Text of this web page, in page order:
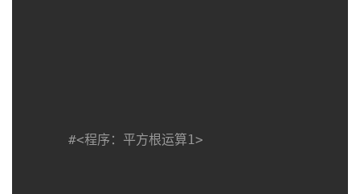
#<程序：平方根运算1>